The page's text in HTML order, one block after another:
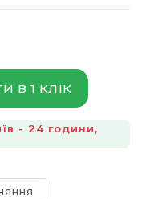
В 1 КЛІК
- 24 години,